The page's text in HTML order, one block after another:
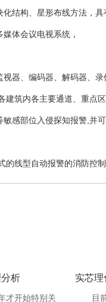
、星形布线方法，
议电视系统，
码器、解码器、录像
内各主要通道、重点区
感部位入侵探知报警,并可
型自动报警的消防控制系
析
才开始特别关
实芯
目